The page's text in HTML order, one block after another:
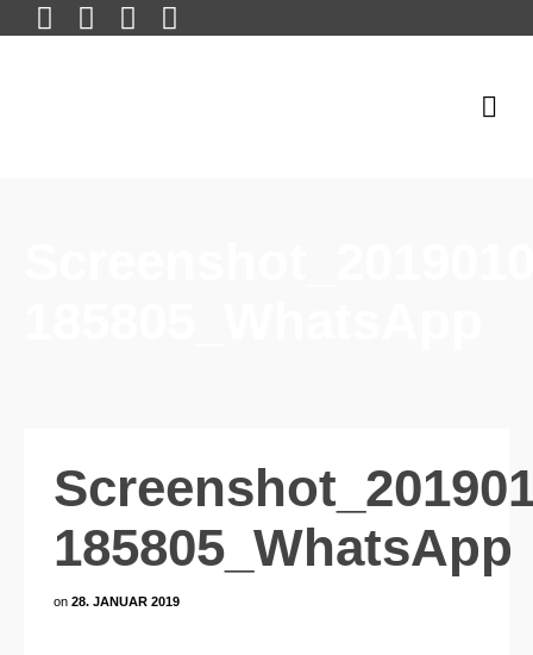
185805_WhatsApp
on 28. JANUAR 2019